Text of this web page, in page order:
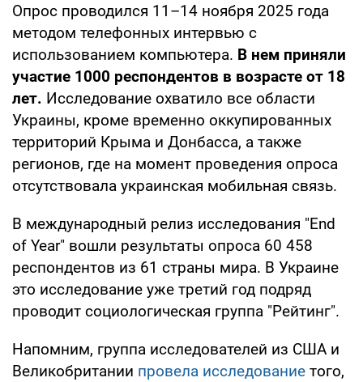
Опрос проводился 11–14 ноября 2025 года
методом телефонных интервью с
использованием компьютера. В нем приняли
участие 1000 респондентов в возрасте от 18
лет. Исследование охватило все области
Украины, кроме временно оккупированных
территорий Крыма и Донбасса, а также
регионов, где на момент проведения опроса
отсутствовала украинская мобильная связь.
В международный релиз исследования "End
of Year" вошли результаты опроса 60 458
респондентов из 61 страны мира. В Украине
это исследование уже третий год подряд
проводит социологическая группа "Рейтинг".
Напомним, группа исследователей из США и
Великобритании провела исследование того,